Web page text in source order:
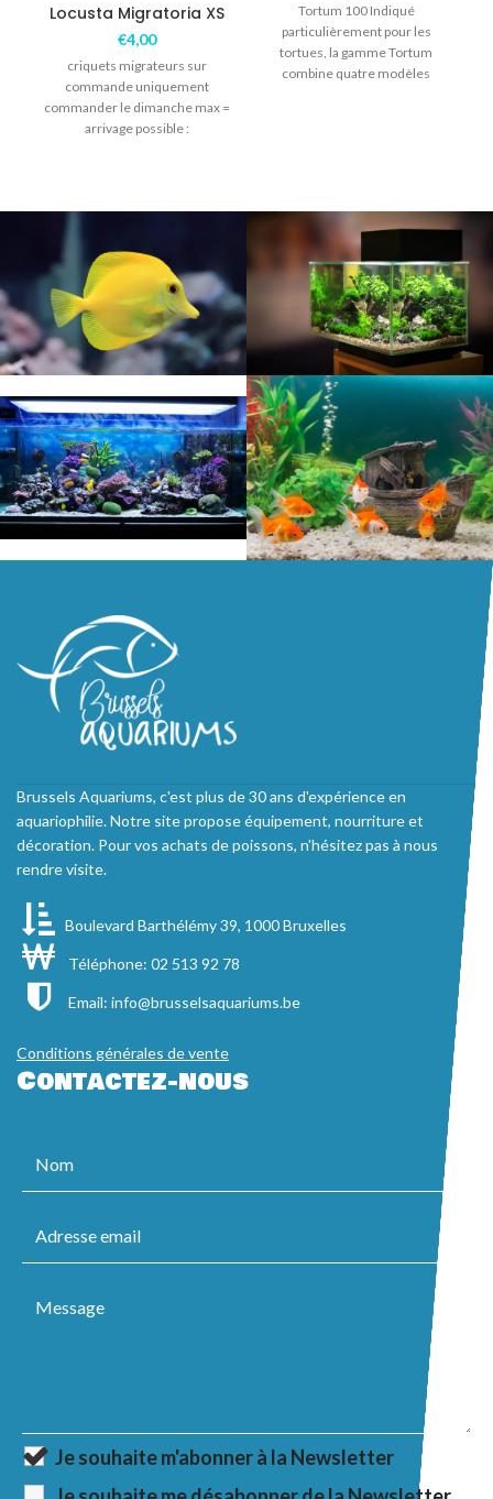
Locusta Migratoria XS
€4,00
criquets migrateurs sur
commande uniquement
commander le dimanche max =
arrivage possible :
Tortum 100 Indiqué
particulièrement pour les
tortues, la gamme Tortum
combine quatre modèles
Brussels Aquariums, c'est plus de 30 ans d'expérience en
aquariophilie. Notre site propose équipement, nourriture et
décoration. Pour vos achats de poissons, n'hésitez pas à nous
rendre visite.
Boulevard Barthélémy 39, 1000 Bruxelles
Téléphone: 02 513 92 78
Email: info@brusselsaquariums.be
Conditions générales de vente
Contactez-nous
Je souhaite m'abonner à la Newsletter